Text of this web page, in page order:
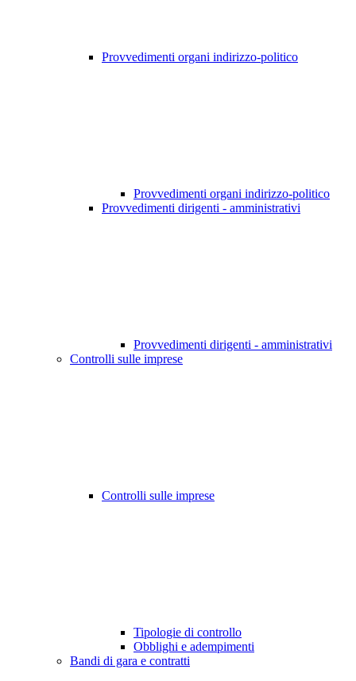
Provvedimenti organi indirizzo-politico
Provvedimenti organi indirizzo-politico
Provvedimenti dirigenti - amministrativi
Provvedimenti dirigenti - amministrativi
Controlli sulle imprese
Controlli sulle imprese
Tipologie di controllo
Obblighi e adempimenti
Bandi di gara e contratti